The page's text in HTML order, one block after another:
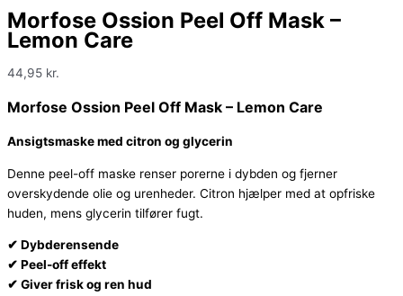
Morfose Ossion Peel Off Mask –
Lemon Care
44,95 kr.
Morfose Ossion Peel Off Mask – Lemon Care
Ansigtsmaske med citron og glycerin
Denne peel-off maske renser porerne i dybden og fjerner
overskydende olie og urenheder. Citron hjælper med at opfriske
huden, mens glycerin tilfører fugt.
✔ Dybderensende
✔ Peel-off effekt
✔ Giver frisk og ren hud